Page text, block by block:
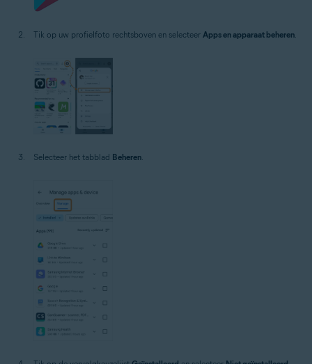
Tik op uw profielfoto rechtsboven en selecteer Apps en apparaat beheren.
Selecteer het tabblad Beheren